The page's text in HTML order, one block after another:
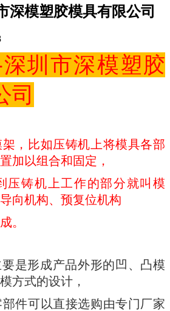
深模塑胶模具有限公司
圳市深模塑胶
司
，比如压铸机上将模具各部
加以组合和固定，
压铸机上工作的部分就叫模
向机构、预复位机构
。
形成产品外形的凹、凸模
方式的设计，
件可以直接选购由专门厂家